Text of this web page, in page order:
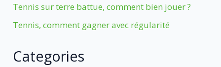
Tennis sur terre battue, comment bien jouer ?
Tennis, comment gagner avec régularité
Categories